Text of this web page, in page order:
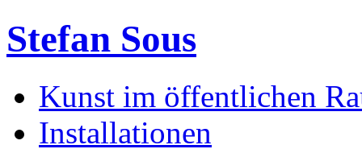
Stefan Sous
Kunst im öffentlichen
Installationen